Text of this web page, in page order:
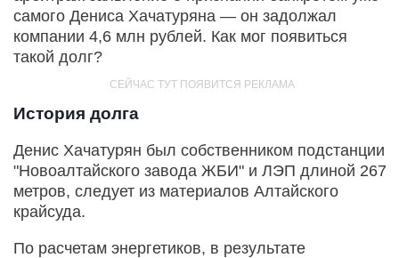
самого Дениса Хачатуряна — он задолжал
компании 4,6 млн рублей. Как мог появиться
такой долг?
История долга
Денис Хачатурян был собственником подстанции
"Новоалтайского завода ЖБИ" и ЛЭП длиной 267
метров, следует из материалов Алтайского
крайсуда.
По расчетам энергетиков, в результате